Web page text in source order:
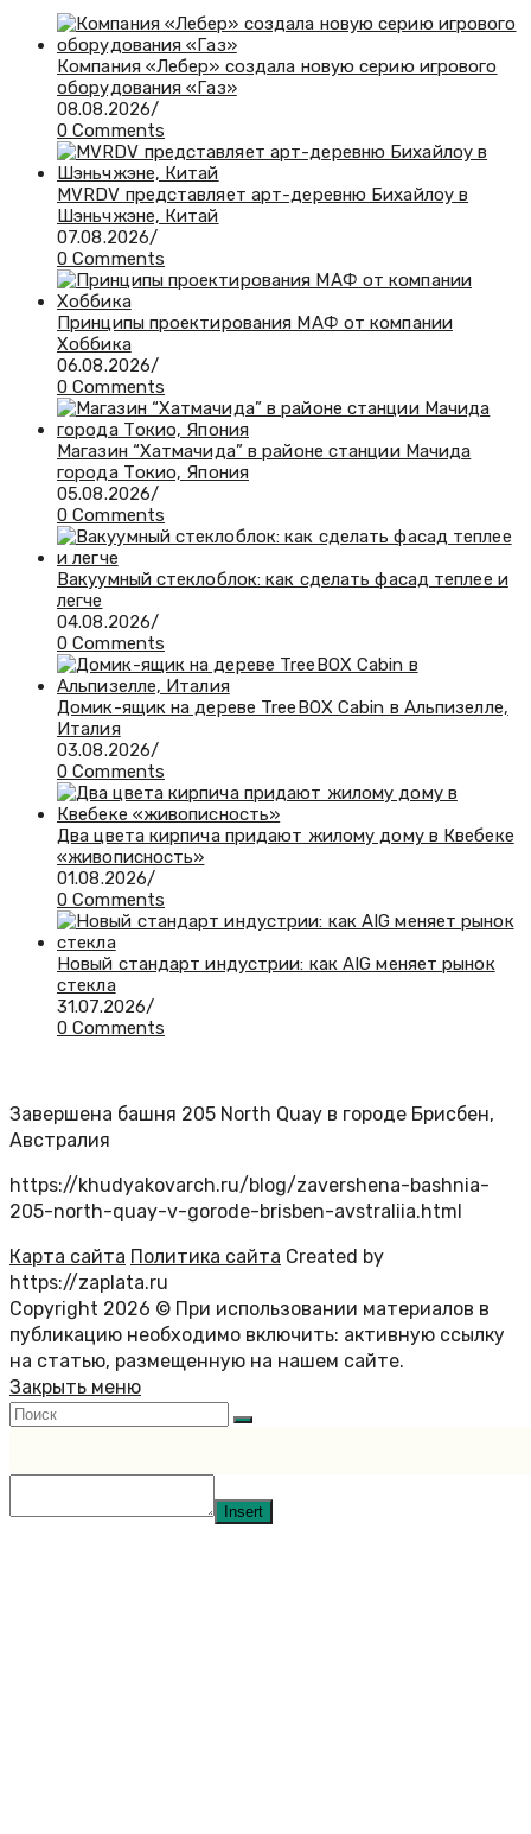
​Компания «Лебер» создала новую серию игрового
оборудования «Газ»
08.08.2026/
0 Comments
MVRDV представляет арт-деревню Бихайлоу в
Шэньчжэне, Китай
07.08.2026/
0 Comments
Принципы проектирования МАФ от компании
Хоббика
06.08.2026/
0 Comments
Магазин “Хатмачида” в районе станции Мачида
города Токио, Япония
05.08.2026/
0 Comments
Вакуумный стеклоблок: как сделать фасад теплее и
легче
04.08.2026/
0 Comments
Домик-ящик на дереве TreeBOX Cabin в Альпизелле,
Италия
03.08.2026/
0 Comments
Два цвета кирпича придают жилому дому в Квебеке
«живописность»
01.08.2026/
0 Comments
Новый стандарт индустрии: как AIG меняет рынок
стекла
31.07.2026/
0 Comments
Завершена башня 205 North Quay в городе Брисбен,
Австралия
https://khudyakovarch.ru/blog/zavershena-bashnia-
205-north-quay-v-gorode-brisben-avstraliia.html
Карта сайта Политика сайта Created by
https://zaplata.ru
Copyright 2026 © При использовании материалов в
публикацию необходимо включить: активную ссылку
на статью, размещенную на нашем сайте.
Закрыть меню
Insert